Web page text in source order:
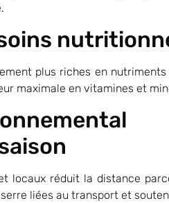
plus riches en
maximale en vitamines et
locaux réduit la distance
liées au transport et